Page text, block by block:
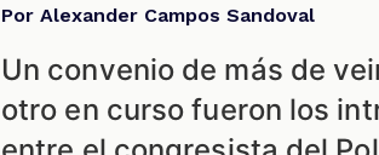
Por Alexander Campos Sandoval
Un convenio de más de
otro en curso fueron los